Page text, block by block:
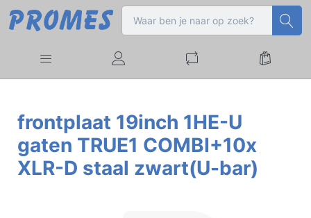
frontplaat 19inch 1HE-U
gaten TRUE1 COMBI+10x
XLR-D staal zwart(U-bar)